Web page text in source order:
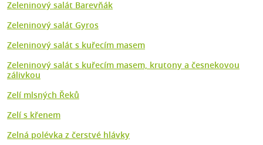
Zeleninový salát Barevňák
Zeleninový salát Gyros
Zeleninový salát s kuřecím masem
Zeleninový salát s kuřecím masem, krutony a česnekovou
zálivkou
Zelí mlsných Řeků
Zelí s křenem
Zelná polévka z čerstvé hlávky